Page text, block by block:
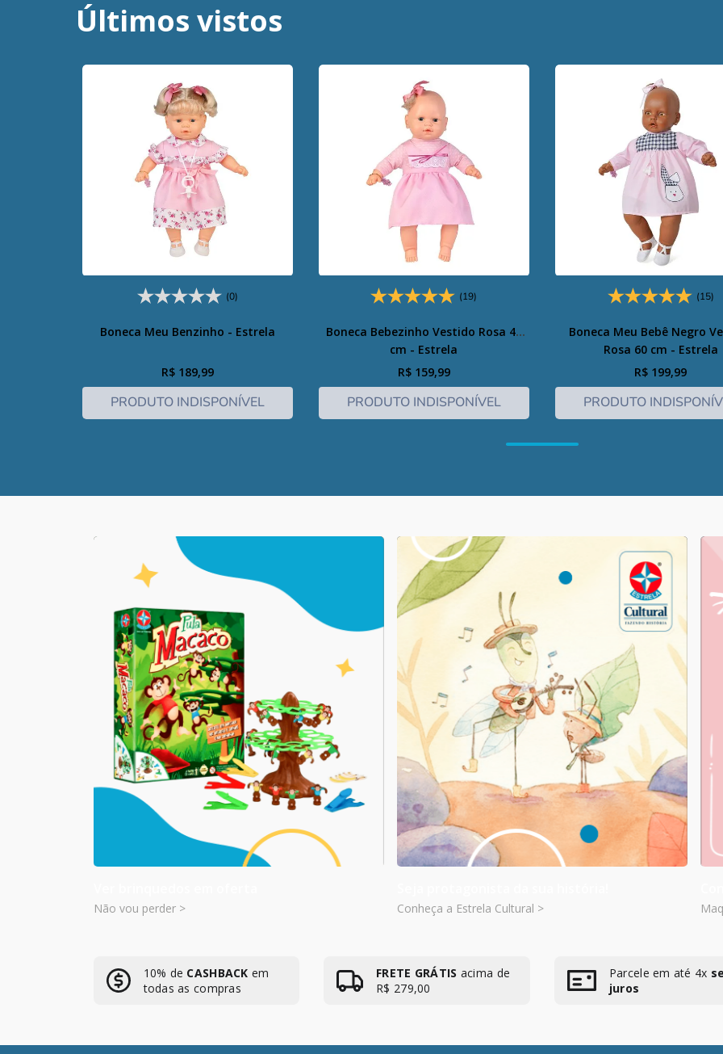
Últimos vistos
(0)
Boneca Meu Benzinho - Estrela
R$ 189,99
PRODUTO INDISPONÍVEL
(19)
Boneca Bebezinho Vestido Rosa 49
cm - Estrela
R$ 159,99
PRODUTO INDISPONÍVEL
(15)
Boneca Meu Bebê Negro
Rosa 60 cm - Estrela
R$ 199,99
PRODUTO
Não vou perder > Conheça a Estrela Cultural >
10% de CASHBACK em
todas as compras
FRETE GRÁTIS acima de
R$ 279,00
Parcele em até 4x
juros